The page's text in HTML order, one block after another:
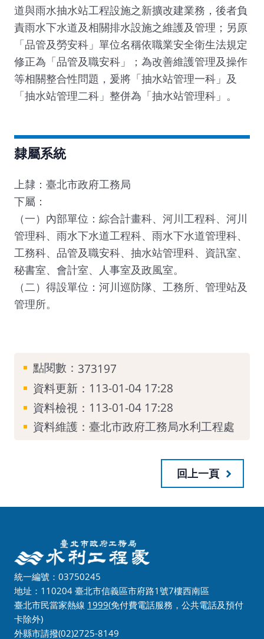
道與雨水抽水站工程設施之新擴改建業務，後者負
責雨水下水道及相關排水設施之維護及管理；另原
「品管及勞安科」單位名稱依職業安全衛生法規定
修正為「品管及職安科」；為改善維護管理及操作
等相關整合性問題，爰將「抽水站管理一科」及
「抽水站管理二科」整併為「抽水站管理科」。
隸屬系統
上隸：臺北市政府工務局
下屬：
（一）內部單位：綜合計畫科、河川工程科、河川
管理科、雨水下水道工程科、雨水下水道管理科、
工務科、品管及職安科、抽水站管理科、資訊室、
秘書室、會計室、人事室及政風室。
（二）得設單位：河川巡防隊、工務所、管理站及
管理所。
點閱數： 373197
資料更新： 113-01-04 17:28
資料檢視： 113-01-04 17:28
資料維護： 臺北市政府工務局水利工程處
回上一頁
統一編號：03750245
地址：110204 臺北市信義區市府路1號7樓西南區
臺北市民當家熱線 1999(免付費電話服務，公共電話及預付
卡除外)
外縣市請撥(02)2725-8149